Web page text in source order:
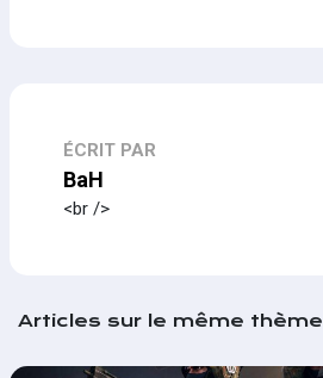
ÉCRIT PAR
BaH
<br />
Articles sur le même thème